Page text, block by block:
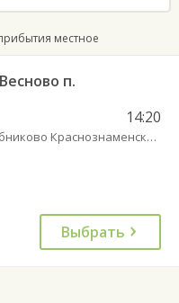
местное
п.
14:20
Хлебниково Краснознаменский МО п. пов.
Выбрать